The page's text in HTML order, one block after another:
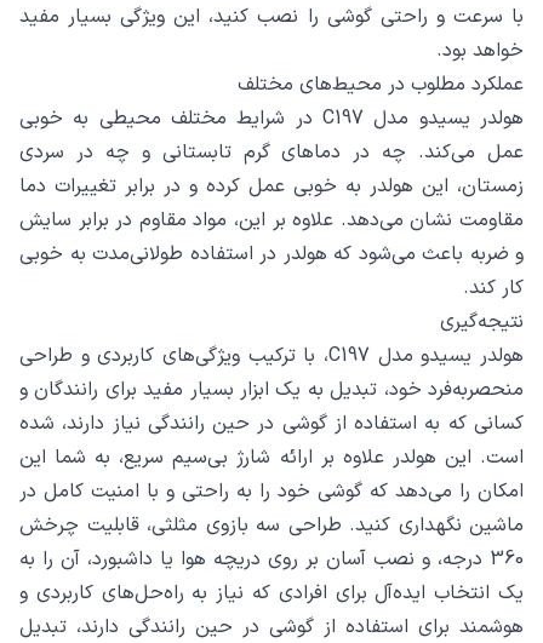
با سرعت و راحتی گوشی را نصب کنید، این ویژگی بسیار مفید
خواهد بود.
عملکرد مطلوب در محیط‌های مختلف
هولدر یسیدو مدل C197 در شرایط مختلف محیطی به خوبی
عمل می‌کند. چه در دماهای گرم تابستانی و چه در سردی
زمستان، این هولدر به خوبی عمل کرده و در برابر تغییرات دما
مقاومت نشان می‌دهد. علاوه بر این، مواد مقاوم در برابر سایش
و ضربه باعث می‌شود که هولدر در استفاده طولانی‌مدت به خوبی
کار کند.
نتیجه‌گیری
هولدر یسیدو مدل C197، با ترکیب ویژگی‌های کاربردی و طراحی
منحصربه‌فرد خود، تبدیل به یک ابزار بسیار مفید برای رانندگان و
کسانی که به استفاده از گوشی در حین رانندگی نیاز دارند، شده
است. این هولدر علاوه بر ارائه شارژ بی‌سیم سریع، به شما این
امکان را می‌دهد که گوشی خود را به راحتی و با امنیت کامل در
ماشین نگهداری کنید. طراحی سه بازوی مثلثی، قابلیت چرخش
360 درجه، و نصب آسان بر روی دریچه هوا یا داشبورد، آن را به
یک انتخاب ایده‌آل برای افرادی که نیاز به راه‌حل‌های کاربردی و
هوشمند برای استفاده از گوشی در حین رانندگی دارند، تبدیل